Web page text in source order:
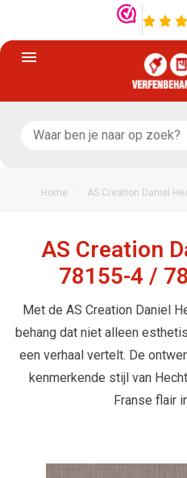
Home AS Creation Daniel
AS Creation
78155-4 /
Met de AS Creation Daniel
behang dat niet alleen
een verhaal vertelt. De
kenmerkende stijl van
Franse flair